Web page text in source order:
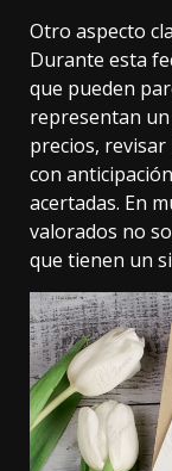
Otro aspecto
Durante esta
que pueden
representan
precios,
con
acertadas. En
valorados no
que tienen un